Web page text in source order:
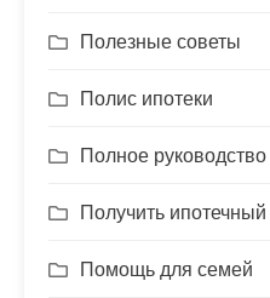
Полезные советы
Полис ипотеки
Полное
Получить ипотечный
Помощь для семей